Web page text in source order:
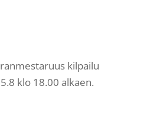
kilpailu
klo 18.00 alkaen.